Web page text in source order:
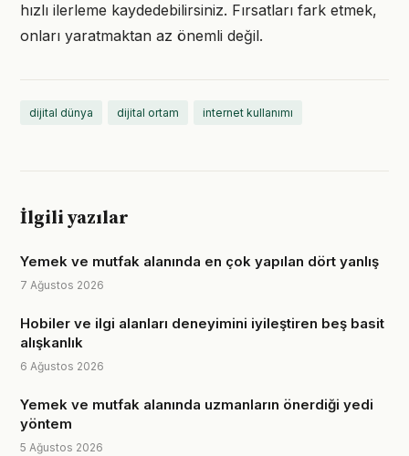
hızlı ilerleme kaydedebilirsiniz. Fırsatları fark etmek,
onları yaratmaktan az önemli değil.
dijital dünya dijital ortam internet kullanımı
İlgili yazılar
Yemek ve mutfak alanında en çok yapılan dört yanlış
7 Ağustos 2026
Hobiler ve ilgi alanları deneyimini iyileştiren beş basit
alışkanlık
6 Ağustos 2026
Yemek ve mutfak alanında uzmanların önerdiği yedi
yöntem
5 Ağustos 2026